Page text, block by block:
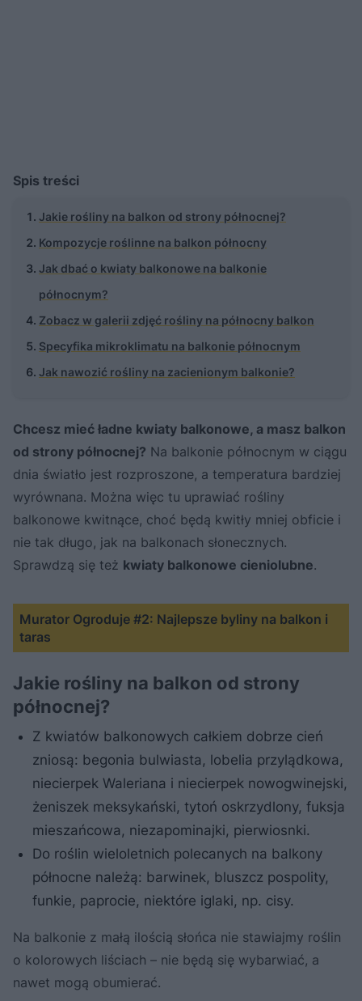
Spis treści
Jakie rośliny na balkon od strony północnej?
Kompozycje roślinne na balkon północny
Jak dbać o kwiaty balkonowe na balkonie
północnym?
Zobacz w galerii zdjęć rośliny na północny balkon
Specyfika mikroklimatu na balkonie północnym
Jak nawozić rośliny na zacienionym balkonie?
Chcesz mieć ładne kwiaty balkonowe, a masz balkon
od strony północnej? Na balkonie północnym w ciągu
dnia światło jest rozproszone, a temperatura bardziej
wyrównana. Można więc tu uprawiać rośliny
balkonowe kwitnące, choć będą kwitły mniej obficie i
nie tak długo, jak na balkonach słonecznych.
Sprawdzą się też kwiaty balkonowe cieniolubne.
Murator Ogroduje #2: Najlepsze byliny na balkon i
taras
Jakie rośliny na balkon od strony
północnej?
Z kwiatów balkonowych całkiem dobrze cień
zniosą: begonia bulwiasta, lobelia przylądkowa,
niecierpek Waleriana i niecierpek nowogwinejski,
żeniszek meksykański, tytoń oskrzydlony, fuksja
mieszańcowa, niezapominajki, pierwiosnki.
Do roślin wieloletnich polecanych na balkony
północne należą: barwinek, bluszcz pospolity,
funkie, paprocie, niektóre iglaki, np. cisy.
Na balkonie z małą ilością słońca nie stawiajmy roślin
o kolorowych liściach – nie będą się wybarwiać, a
nawet mogą obumierać.